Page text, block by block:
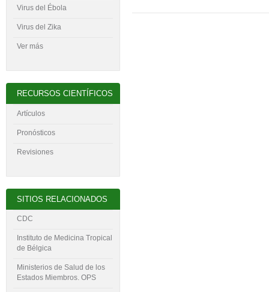
Virus del Ébola
Virus del Zika
Ver más
RECURSOS CIENTÍFICOS
Artículos
Pronósticos
Revisiones
SITIOS RELACIONADOS
CDC
Instituto de Medicina Tropical
de Bélgica
Ministerios de Salud de los
Estados Miembros. OPS